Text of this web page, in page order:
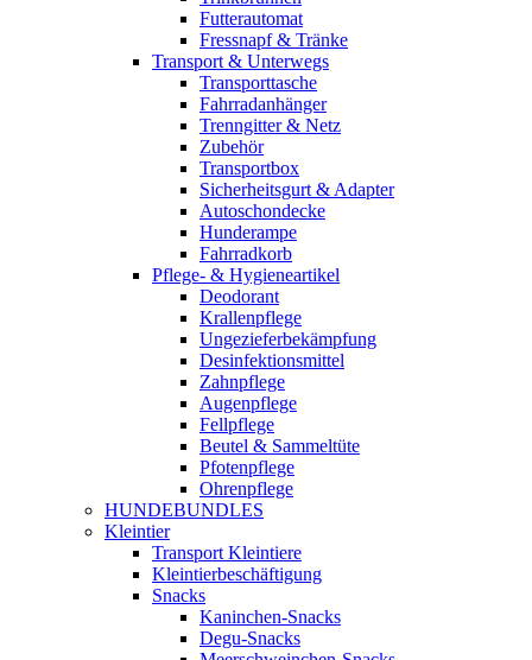
Futterautomat
Fressnapf & Tränke
Transport & Unterwegs
Transporttasche
Fahrradanhänger
Trenngitter & Netz
Zubehör
Transportbox
Sicherheitsgurt & Adapter
Autoschondecke
Hunderampe
Fahrradkorb
Pflege- & Hygieneartikel
Deodorant
Krallenpflege
Ungezieferbekämpfung
Desinfektionsmittel
Zahnpflege
Augenpflege
Fellpflege
Beutel & Sammeltüte
Pfotenpflege
Ohrenpflege
HUNDEBUNDLES
Kleintier
Transport Kleintiere
Kleintierbeschäftigung
Snacks
Kaninchen-Snacks
Degu-Snacks